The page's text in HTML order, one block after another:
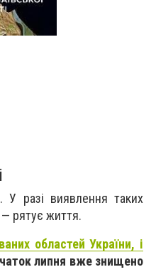
У разі виявлення таких
рятує життя.
областей України, і
липня вже знищено